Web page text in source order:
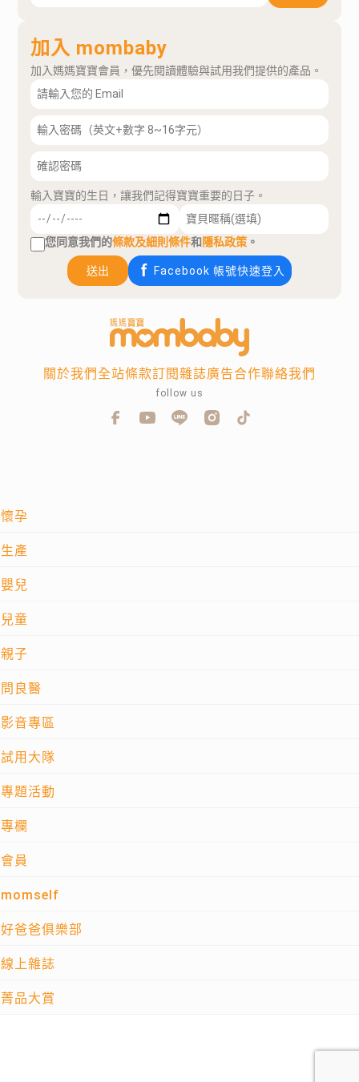
加入 mombaby
加入媽媽寶寶會員，優先閱讀體驗與試用我們提供的產品。
輸入寶寶的生日，讓我們記得寶寶重要的日子。
您同意我們的條款及細則條件和隱私政策 。
送出 Facebook 帳號快速登入
懷孕
生產
嬰兒
兒童
親子
問良醫
影音專區
試用大隊
專題活動
專欄
會員
momself
好爸爸俱樂部
線上雜誌
菁品大賞
關於我們全站條款訂閱雜誌廣告合作聯絡我們
follow us